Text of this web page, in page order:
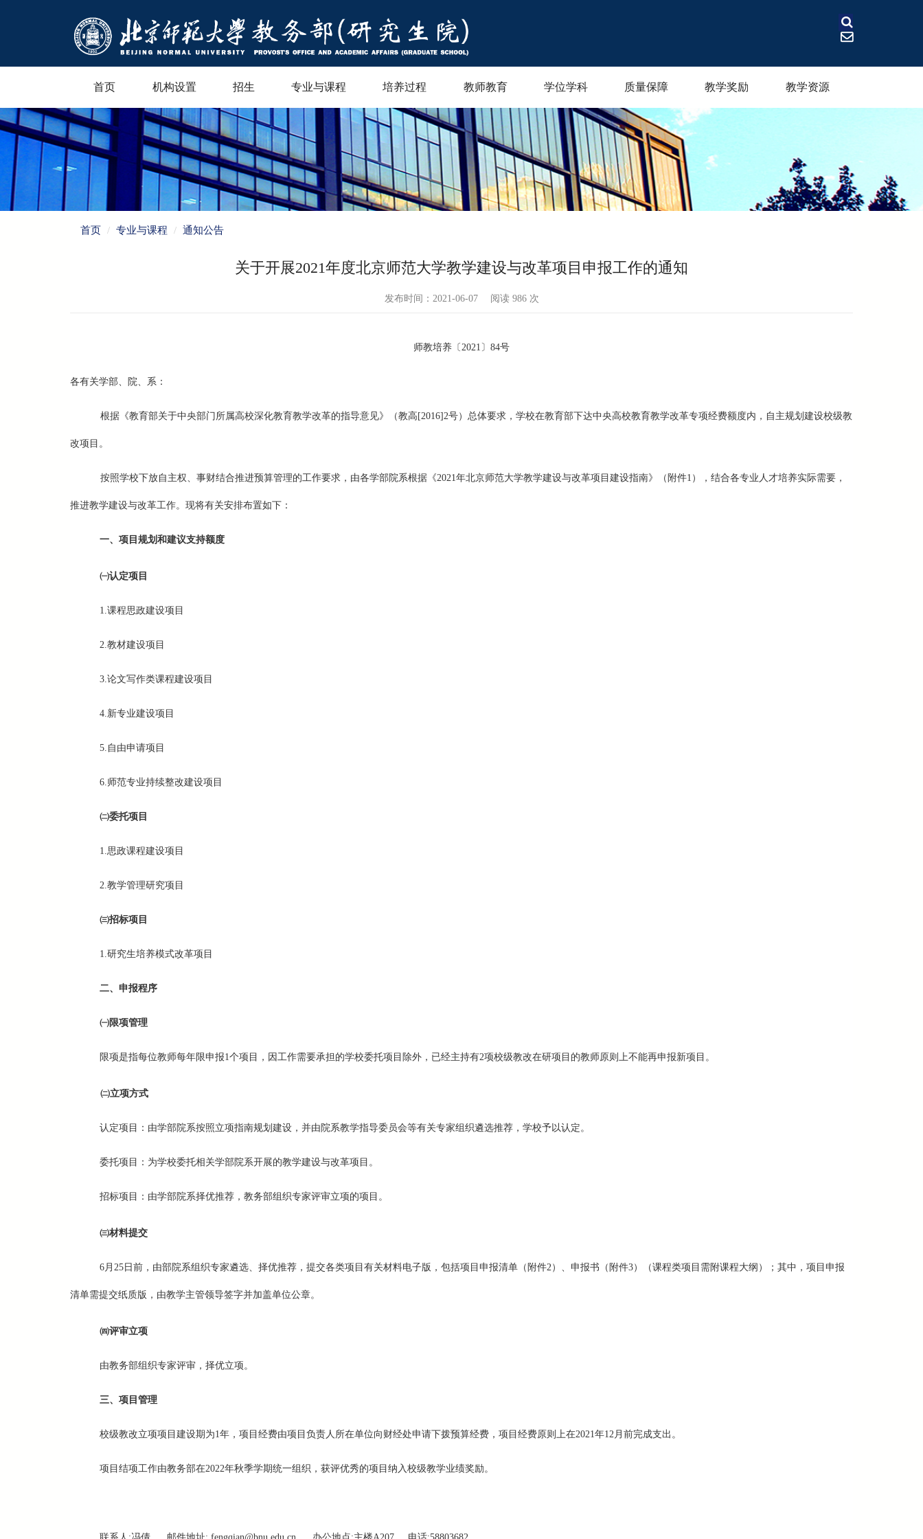
首页 机构设置 招生 专业与课程 培养过程 教师教育 学位学科 质量保障 教学奖励 教学资源
首页 专业与课程 通知公告
关于开展2021年度北京师范大学教学建设与改革项目申报工作的通知
发布时间：2021-06-07 阅读 986 次
师教培养〔2021〕84号
各有关学部、院、系：
根据《教育部关于中央部门所属高校深化教育教学改革的指导意见》（教高[2016]2号）总体要求，学校在教育部下达中央高校教育教学改革专项经费额度内，自主规划建设校级教
改项目。
按照学校下放自主权、事财结合推进预算管理的工作要求，由各学部院系根据《2021年北京师范大学教学建设与改革项目建设指南》（附件1），结合各专业人才培养实际需要，
推进教学建设与改革工作。现将有关安排布置如下：
一、项目规划和建议支持额度
㈠认定项目
1.课程思政建设项目
2.教材建设项目
3.论文写作类课程建设项目
4.新专业建设项目
5.自由申请项目
6.师范专业持续整改建设项目
㈡委托项目
1.思政课程建设项目
2.教学管理研究项目
㈢招标项目
1.研究生培养模式改革项目
二、申报程序
㈠限项管理
限项是指每位教师每年限申报1个项目，因工作需要承担的学校委托项目除外，已经主持有2项校级教改在研项目的教师原则上不能再申报新项目。
㈡立项方式
认定项目：由学部院系按照立项指南规划建设，并由院系教学指导委员会等有关专家组织遴选推荐，学校予以认定。
委托项目：为学校委托相关学部院系开展的教学建设与改革项目。
招标项目：由学部院系择优推荐，教务部组织专家评审立项的项目。
㈢材料提交
6月25日前，由部院系组织专家遴选、择优推荐，提交各类项目有关材料电子版，包括项目申报清单（附件2）、申报书（附件3）（课程类项目需附课程大纲）；其中，项目申报
清单需提交纸质版，由教学主管领导签字并加盖单位公章。
㈣评审立项
由教务部组织专家评审，择优立项。
三、项目管理
校级教改立项项目建设期为1年，项目经费由项目负责人所在单位向财经处申请下拨预算经费，项目经费原则上在2021年12月前完成支出。
项目结项工作由教务部在2022年秋季学期统一组织，获评优秀的项目纳入校级教学业绩奖励。